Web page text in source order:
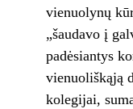
vienuolynų
„šaudavo į
padėsiantys
vienuoliškąją
kolegijai,